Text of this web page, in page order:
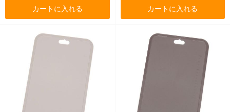
カートに入れる カートに入れる